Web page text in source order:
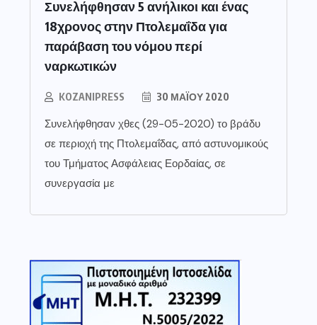
Συνελήφθησαν 5 ανήλικοι και ένας
18χρονος στην Πτολεμαΐδα για
παράβαση του νόμου περί
ναρκωτικών
KOZANIPRESS 30 ΜΑΪ́ΟΥ 2020
Συνελήφθησαν χθες (29-05-2020) το βράδυ
σε περιοχή της Πτολεμαΐδας, από αστυνομικούς
του Τμήματος Ασφάλειας Εορδαίας, σε
συνεργασία με